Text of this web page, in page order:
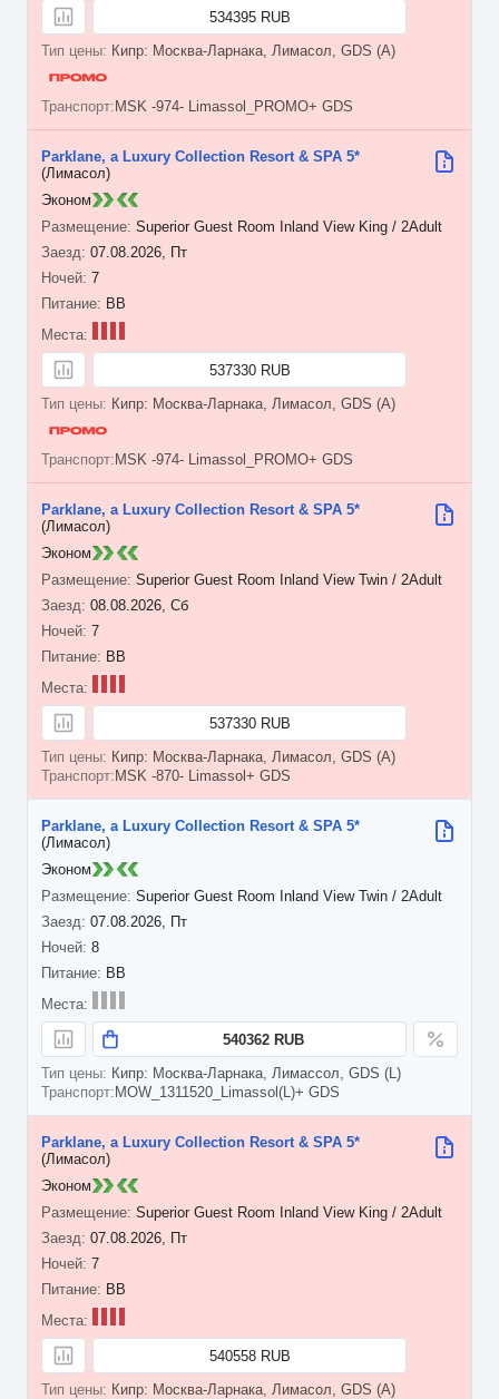
534395 RUB
Кипр: Москва-Ларнака, Лимасол, GDS (A)
MSK -974- Limassol_PROMO+ GDS
07.08.2026, Пт
7
Parklane, a Luxury Collection Resort & SPA 5*
(Лимасол)
Superior Guest Room Inland View King / 2Adult
BB
537330 RUB
Кипр: Москва-Ларнака, Лимасол, GDS (A)
MSK -974- Limassol_PROMO+ GDS
Эконом
08.08.2026, Сб
7
Parklane, a Luxury Collection Resort & SPA 5*
(Лимасол)
Superior Guest Room Inland View Twin / 2Adult
BB
537330 RUB
Кипр: Москва-Ларнака, Лимасол, GDS (A)
MSK -870- Limassol+ GDS
Эконом
07.08.2026, Пт
8
Parklane, a Luxury Collection Resort & SPA 5*
(Лимасол)
Superior Guest Room Inland View Twin / 2Adult
BB
540362 RUB
Кипр: Москва-Ларнака, Лимассол, GDS (L)
MOW_1311520_Limassol(L)+ GDS
Эконом
07.08.2026, Пт
7
Parklane, a Luxury Collection Resort & SPA 5*
(Лимасол)
Superior Guest Room Inland View King / 2Adult
BB
540558 RUB
Кипр: Москва-Ларнака, Лимасол, GDS (A)
Эконом